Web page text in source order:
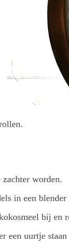
worden.
in een blender
bij en
een uurtje